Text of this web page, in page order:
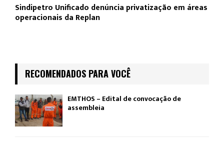
Sindipetro Unificado denúncia privatização em áreas
operacionais da Replan
RECOMENDADOS PARA VOCÊ
EMTHOS – Edital de convocação de
assembleia